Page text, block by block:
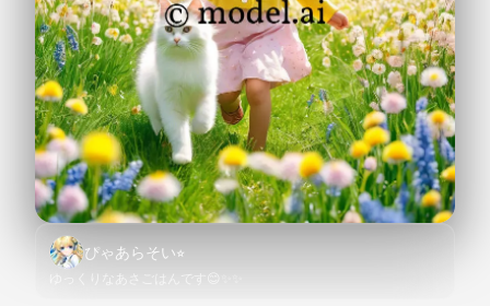
ぴゃあらそい⭐︎
ゆっくりなあさごはんです😊✨✨